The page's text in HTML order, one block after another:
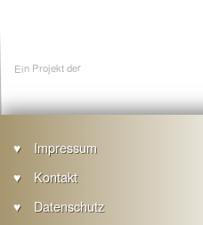
Ein Projekt der
Footer
Impressum
Kontakt
Datenschutz